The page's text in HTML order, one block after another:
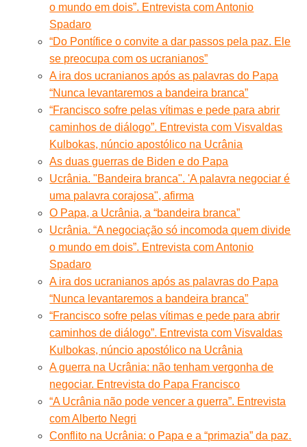
o mundo em dois”. Entrevista com Antonio
Spadaro
“Do Pontífice o convite a dar passos pela paz. Ele
se preocupa com os ucranianos”
A ira dos ucranianos após as palavras do Papa
“Nunca levantaremos a bandeira branca”
“Francisco sofre pelas vítimas e pede para abrir
caminhos de diálogo”. Entrevista com Visvaldas
Kulbokas, núncio apostólico na Ucrânia
As duas guerras de Biden e do Papa
Ucrânia. "Bandeira branca". 'A palavra negociar é
uma palavra corajosa", afirma
O Papa, a Ucrânia, a “bandeira branca”
Ucrânia. “A negociação só incomoda quem divide
o mundo em dois”. Entrevista com Antonio
Spadaro
A ira dos ucranianos após as palavras do Papa
“Nunca levantaremos a bandeira branca”
“Francisco sofre pelas vítimas e pede para abrir
caminhos de diálogo”. Entrevista com Visvaldas
Kulbokas, núncio apostólico na Ucrânia
A guerra na Ucrânia: não tenham vergonha de
negociar. Entrevista do Papa Francisco
“A Ucrânia não pode vencer a guerra”. Entrevista
com Alberto Negri
Conflito na Ucrânia: o Papa e a “primazia” da paz.